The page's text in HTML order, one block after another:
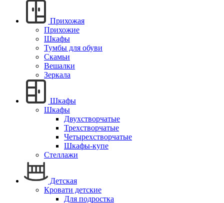
Прихожая
Прихожие
Шкафы
Тумбы для обуви
Скамьи
Вешалки
Зеркала
Шкафы
Шкафы
Двухстворчатые
Трехстворчатые
Четырехстворчатые
Шкафы-купе
Стеллажи
Детская
Кровати детские
Для подростка